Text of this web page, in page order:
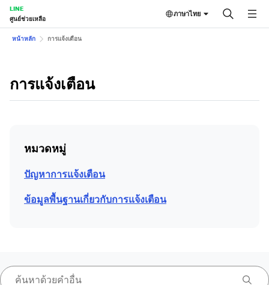
LINE
ศูนย์ช่วยเหลือ
ภาษาไทย
หน้าหลัก การแจ้งเตือน
การแจ้งเตือน
หมวดหมู่
ปัญหาการแจ้งเตือน
ข้อมูลพื้นฐานเกี่ยวกับการแจ้งเตือน